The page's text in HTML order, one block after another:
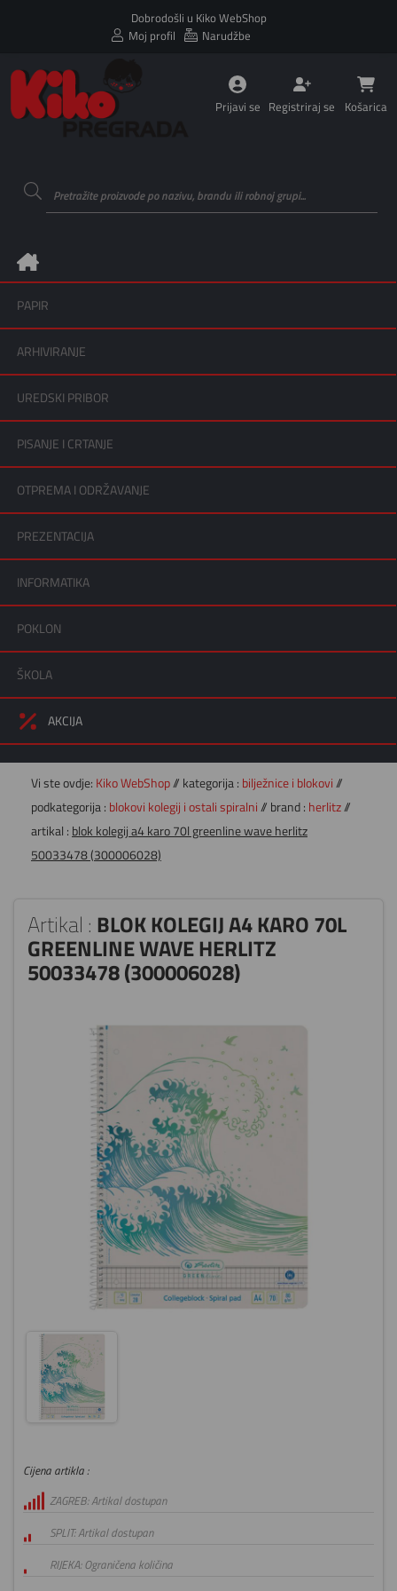
Dobrodošli u Kiko WebShop
Moj profil
Narudžbe
Prijavi se Registriraj se Košarica
PAPIR
ARHIVIRANJE
UREDSKI PRIBOR
PISANJE I CRTANJE
OTPREMA I ODRŽAVANJE
PREZENTACIJA
INFORMATIKA
POKLON
ŠKOLA
AKCIJA
Vi ste ovdje: Kiko WebShop// kategorija : bilježnice i blokovi //
podkategorija : blokovi kolegij i ostali spiralni // brand : herlitz//
artikal : blok kolegij a4 karo 70l greenline wave herlitz
50033478 (300006028)
Artikal : BLOK KOLEGIJ A4 KARO 70L
GREENLINE WAVE HERLITZ
50033478 (300006028)
Cijena artikla :
ZAGREB: Artikal dostupan
SPLIT: Artikal dostupan
RIJEKA: Ograničena količina